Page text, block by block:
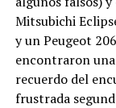
Mitsubichi
y un Peugeot
encontraron
recuerdo del
frustrada